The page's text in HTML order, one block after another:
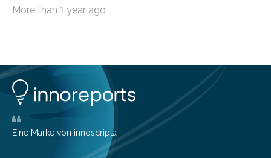
die genau das ermöglichen: Sie helfen Ihnen, Ausgaben
Lösungen interessieren. 1. Multibanking-Tools: Alle
Konten auf einen Blick Viele Banken bieten bereits in
ihrem Online-Banking eine Multibanking-Funktion an,
mit der sich Konten bei anderen Banken…
More than 1 year ago
Eine Marke von innoscripta